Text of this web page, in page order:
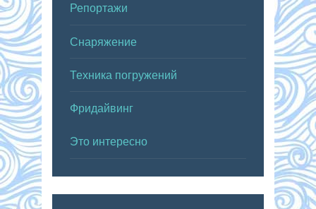
Репортажи
Снаряжение
Техника погружений
Фридайвинг
Это интересно